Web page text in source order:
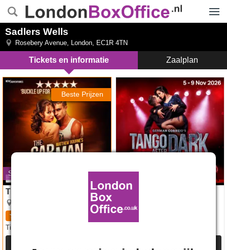
Sadlers Wells
Rosebery Avenue, London, EC1R 4TN
Tickets en informatie Zaalplan
Beste Prijzen
Sluit op 29 augustus 2026
The Car Man
Tickets
The Car Man tickets
Opent 5 nov 2026
Tango After Dark
Tango After Dark tickets